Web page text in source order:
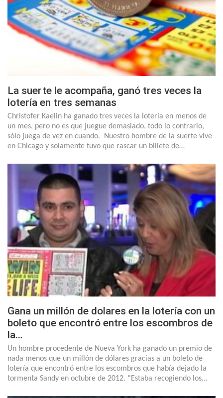
La suerte le acompaña, ganó tres veces la
lotería en tres semanas
Christofer Kaelin ha ganado tres veces la lotería en menos de
un mes, pero no es que juegue demasiado, todo lo contrario,
sólo juega de vez en cuando. Nuestro hombre de la suerte vive
en Chicago y solamente tuvo que rascar un billete de…
Gana un millón de dolares en la lotería con un
boleto que encontró entre los escombros de
la…
Un hombre procedente de Nueva York ha ganado un premio de
nada menos que un millón de dólares gracias a un boleto de
lotería que encontró entre los escombros que había dejado la
tormenta Sandy en octubre de 2012. “Estaba recogiendo los…